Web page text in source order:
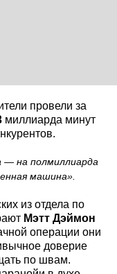
провели за
миллиарда минут
— на полмиллиарда
машина».
из отдела по
Мэтт Дэймон
операции они
доверие
по швам.